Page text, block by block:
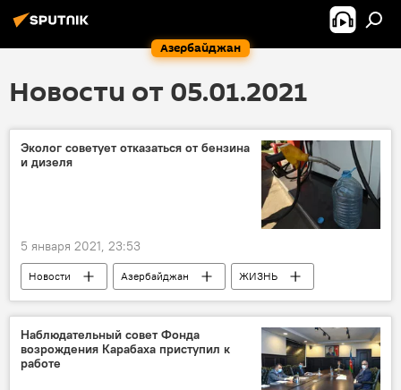
Азербайджан
Новости от 05.01.2021
Эколог советует отказаться от бензина
и дизеля
5 января 2021, 23:53
Новости Азербайджан
ЖИЗНЬ
Экономика
Бензин
Дизель
Топливо
Экология
Наблюдательный совет Фонда
возрождения Карабаха приступил к
работе